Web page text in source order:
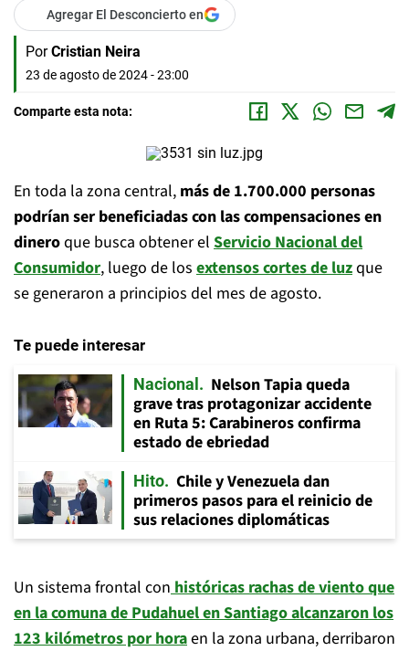
Agregar El Desconcierto en
Por Cristian Neira
23 de agosto de 2024 - 23:00
Comparte esta nota:
En toda la zona central, más de 1.700.000 personas
podrían ser beneficiadas con las compensaciones en
dineroque busca obtener el Servicio Nacional del
Consumidor, luego de los extensos cortes de luzque
se generaron a principios del mes de agosto.
Te puede interesar
Nacional
Nelson Tapia queda
grave tras protagonizar accidente
en Ruta 5: Carabineros confirma
estado de ebriedad
Hito
Chile y Venezuela dan
primeros pasos para el reinicio de
sus relaciones diplomáticas
Un sistema frontal con históricas rachas de viento que
en la comuna de Pudahuel en Santiago alcanzaron los
123 kilómetros por horaen la zona urbana, derribaron